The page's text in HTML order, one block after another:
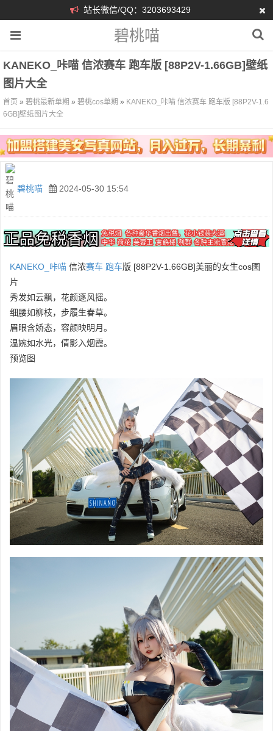
站长微信/QQ：3203693429
碧桃喵
KANEKO_咔喵 信浓赛车 跑车版 [88P2V-1.66GB]壁纸
图片大全
首页 » 碧桃最新单期 » 碧桃cos单期 » KANEKO_咔喵 信浓赛车 跑车版 [88P2V-1.6
6GB]壁纸图片大全
碧桃喵 2024-05-30 15:54
KANEKO_咔喵 信浓赛车 跑车版 [88P2V-1.66GB]美丽的女生cos图
片
秀发如云飘，花颜逐风摇。
细腰如柳枝，步履生春草。
眉眼含娇态，容颜映明月。
温婉如水光，倩影入烟霞。
预览图